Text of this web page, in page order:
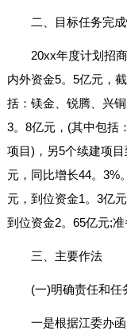
二、目标任务完
20xx年度计划招
内外资金5。5亿元，
括：镁金、锐腾、兴
3。8亿元，(其中包括
项目)，另5个续建项
元，同比增长44。3%
元，到位资金1。3亿
到位资金2。65亿元;
三、主要作法
(一)明确责任和任
一是根据江委办